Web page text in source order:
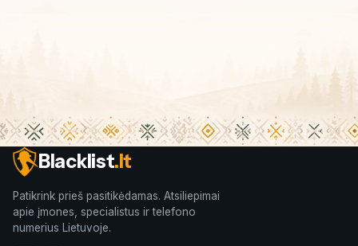
Blacklist.lt
Patikrink prieš pasitikėdamas. Atsiliepimai
apie įmones, specialistus ir telefono
numerius Lietuvoje.